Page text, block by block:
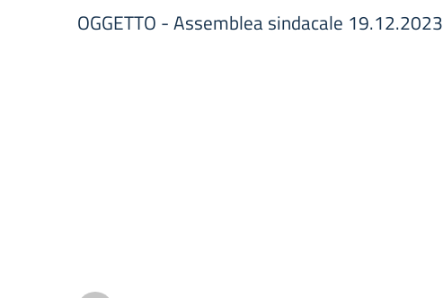
OGGETTO - Assemblea sindacale 19.12.2023